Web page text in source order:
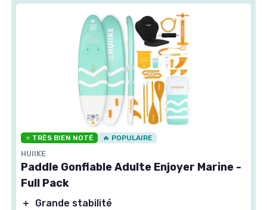
⭐ TRÈS BIEN NOTÉ 🔥 POPULAIRE
HUIIKE
Paddle Gonflable Adulte Enjoyer Marine -
Full Pack
＋
Grande stabilité